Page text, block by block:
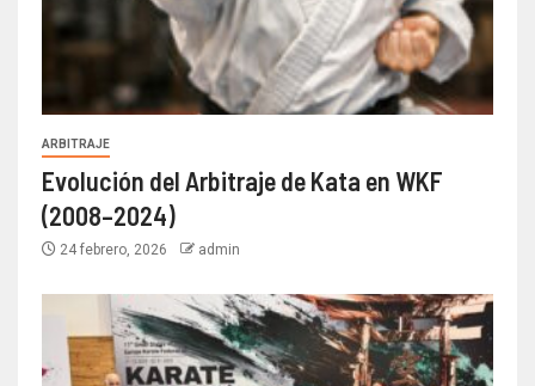
ARBITRAJE
Evolución del Arbitraje de Kata en WKF
(2008–2024)
24 febrero, 2026 admin